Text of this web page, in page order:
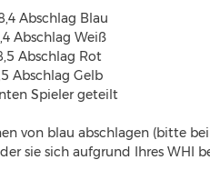
18,4 Abschlag Blau
Abschlag Weiß
18,5 Abschlag Rot
Abschlag Gelb
Spieler geteilt
von blau abschlagen (bitte
sie sich aufgrund Ihres WHI